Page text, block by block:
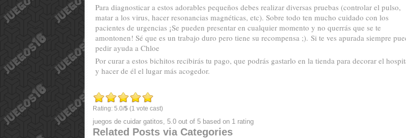
Para diagnosticar a estos adorables pequeños debes realizar diversas pruebas (controlar el pulso,
matar a los virus, hacer resonancias magnéticas, etc). Sobre todo ten mucho cuidado con los
pacientes de urgencias ¡Se pueden presentar en cualquier momento y no querrás que se te
amontonen! Sé que es un trabajo duro pero tiene su recompensa ;). Si te ves apurada siempre
pedir ayuda a Chloe
Por curar a estos bichitos recibirás tu pago, que podrás gastarlo en la tienda para decorar el
y hacer de él el lugar más acogedor.
Rating: 5.0/5 (1 vote cast)
juegos de cuidar gatitos, 5.0 out of 5 based on 1 rating
Related Posts via Categories